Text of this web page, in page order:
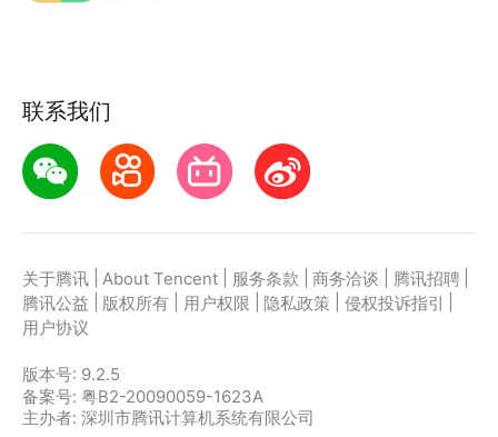
联系我们
关于腾讯 About Tencent 服务条款 商务洽谈 腾讯招聘
腾讯公益
版权所有 用户权限 隐私政策 侵权投诉指引
用户协议
版本号: 9.2.5
备案号: 粤B2-20090059-1623A
主办者: 深圳市腾讯计算机系统有限公司